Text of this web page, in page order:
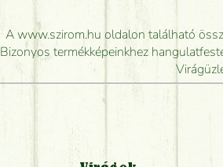
Meddig
Mennyire gyorsan tudják
A www.szirom.hu oldalon található
Bizonyos termékképeinkhez